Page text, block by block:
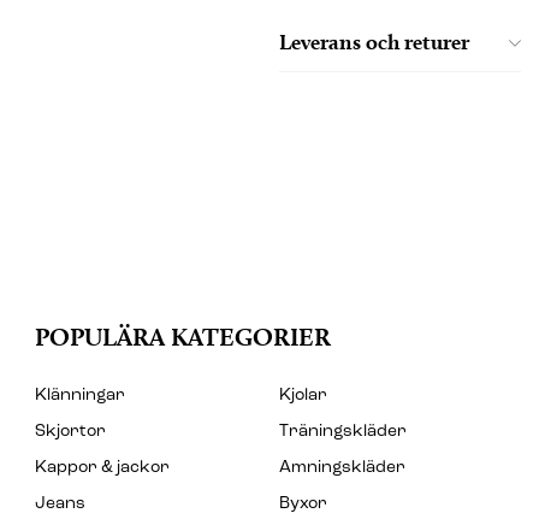
Leverans och returer
POPULÄRA KATEGORIER
Klänningar
Kjolar
Skjortor
Träningskläder
Kappor & jackor
Amningskläder
Jeans
Byxor